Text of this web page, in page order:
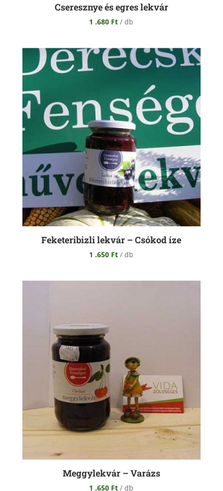
Cseresznye és egres lekvár
1 .680 Ft / db
Feketeribizli lekvár – Csókod íze
1 .650 Ft / db
Meggylekvár – Varázs
1 .650 Ft / db